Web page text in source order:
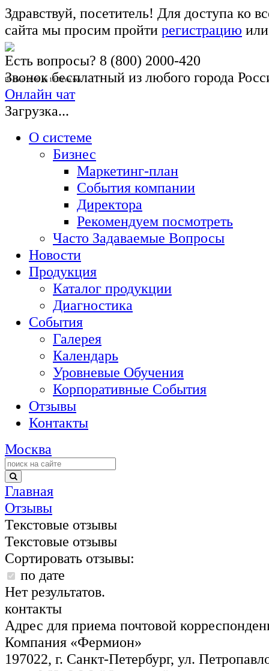
Здравствуй, посетитель! Для доступа ко
сайта мы просим пройти регистрацию
Есть вопросы? 8 (800) 2000-420
Звонок бесплатный из любого города
Вт-Пт с 12:00 до 19:00 по мск
Онлайн чат
Загрузка...
О системе
Бизнес
Маркетинг-план
События компании
Директора
Рекомендуем посмотреть
Часто Задаваемые Вопросы
Новости
Продукция
Каталог продукции
Диагностика
События
Галерея
Календарь
Уровневые Обучения
Корпоративные События
Отзывы
Контакты
Москва
Главная
Отзывы
Текстовые отзывы
Текстовые отзывы
Сортировать отзывы:
по дате
Нет результатов.
контакты
Адрес для приема почтовой
Компания «Фермион»
197022, г. Санкт-Петербург, ул.